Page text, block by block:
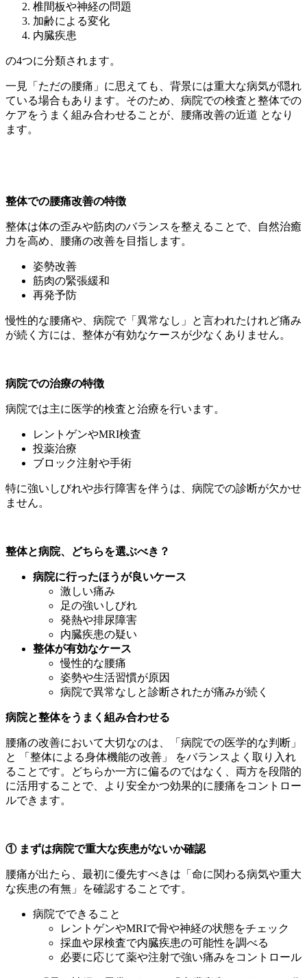
椎間板や神経の問題
加齢による変化
内臓疾患
の4つに分類されます。
一見「ただの腰痛」に思えても、背景には重大な病気が隠れ
ている場合もあります。そのため、病院での検査と整体での
ケアをうまく組み合わせることが、腰痛改善の近道 となり
ます。
整体での腰痛改善の特徴
整体は体の歪みや筋肉のバランスを整えることで、自然治癒
力を高め、腰痛の改善を目指します。
姿勢改善
筋肉の緊張緩和
再発予防
慢性的な腰痛や、病院で「異常なし」と言われたけれど痛み
が続く方には、整体が有効なケースが少なくありません。
病院での治療の特徴
病院では主に医学的検査と治療を行います。
レントゲンやMRI検査
投薬治療
ブロック注射や手術
特に強いしびれや歩行障害を伴うは、病院での診断が欠かせ
ません。
整体と病院、どちらを選ぶべき？
病院に行ったほうが良いケース
激しい痛み
足の強いしびれ
発熱や排尿障害
内臓疾患の疑い
整体が有効なケース
慢性的な腰痛
姿勢や生活習慣が原因
病院で異常なしと診断されたが痛みが続く
病院と整体をうまく組み合わせる
腰痛の改善において大切なのは、「病院での医学的な判断」
と 「整体による身体機能の改善」 をバランスよく取り入れ
ることです。どちらか一方に偏るのではなく、両方を段階的
に活用することで、より安全かつ効果的に腰痛をコントロー
ルできます。
① まずは病院で重大な疾患がないか確認
腰痛が出たら、最初に優先すべきは「命に関わる病気や重大
な疾患の有無」を確認することです。
病院でできること
レントゲンやMRIで骨や神経の状態をチェック
採血や尿検査で内臓疾患の可能性を調べる
必要に応じて薬や注射で強い痛みをコントロール